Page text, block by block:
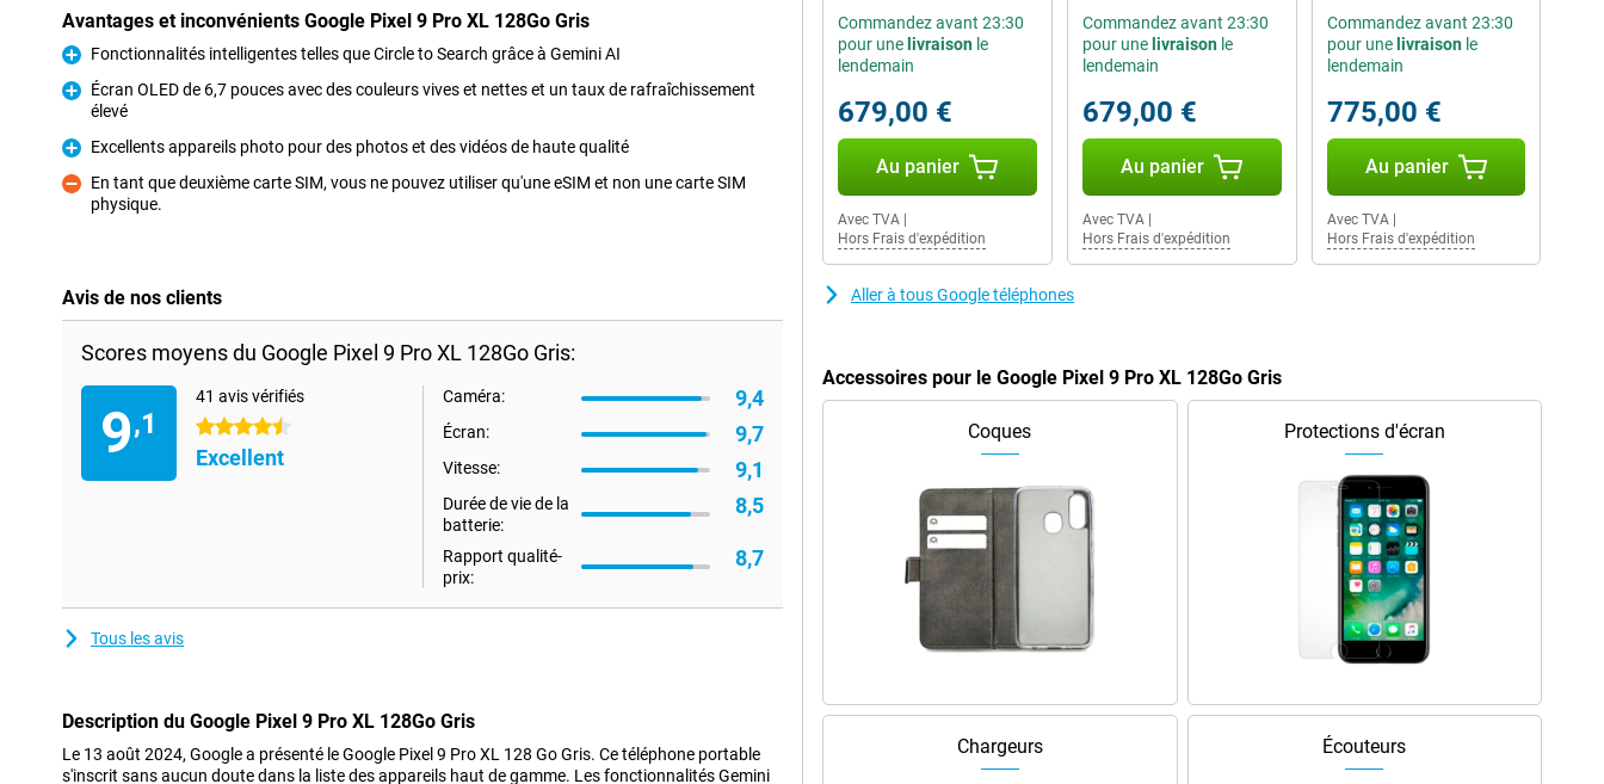
Avantages et inconvénients Google Pixel 9 Pro XL 128Go Gris
Pour
Fonctionnalités intelligentes telles que Circle to Search grâce à Gemini AI
Pour
Écran OLED de 6,7 pouces avec des couleurs vives et nettes et un taux de rafraîchissement
élevé
Pour
Excellents appareils photo pour des photos et des vidéos de haute qualité
Contre
En tant que deuxième carte SIM, vous ne pouvez utiliser qu'une eSIM et non une carte SIM
physique.
Avis de nos clients
Scores moyens du Google Pixel 9 Pro XL 128Go Gris:
9,1
41 avis vérifiés
4.5 étoiles
Excellent
Caméra: 9,4
Écran: 9,7
Vitesse: 9,1
Durée de vie de la
batterie:
8,5
Rapport qualité-
prix:
8,7
Tous les avis
Description du Google Pixel 9 Pro XL 128Go Gris
Le 13 août 2024, Google a présenté le Google Pixel 9 Pro XL 128 Go Gris. Ce téléphone portable
s'inscrit sans aucun doute dans la liste des appareils haut de gamme. Les fonctionnalités Gemini
Commandez avant 23:30
pour une livraison le
lendemain
679,00 €
Au panier
Avec TVA
Hors Frais d'expédition
Commandez avant 23:30
pour une livraisonle
lendemain
679,00 €
Au panier
Avec TVA|
Hors Frais d'expédition
Commandez avant 23:30
pour une livraisonle
lendemain
775,00 €
Au panier
Avec TVA|
Hors Frais d'expédition
Aller à tous Google téléphones
Accessoires pour le Google Pixel 9 Pro XL 128Go Gris
Coques Protections d'écran
Chargeurs Écouteurs